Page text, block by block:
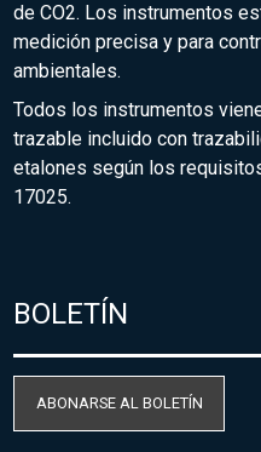
de CO2. Los instrumentos
medición precisa y para
ambientales.
Todos los instrumentos
trazable incluido con
etalones según los
17025.
BOLETÍN
ABONARSE AL BOLETÍN